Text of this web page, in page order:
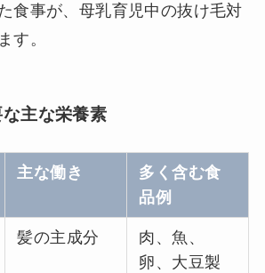
食事が、母乳育児中の抜け毛対
す。
主な栄養素
主な働き
多く含む食
品例
髪の主成分
肉、魚、
卵、大豆製